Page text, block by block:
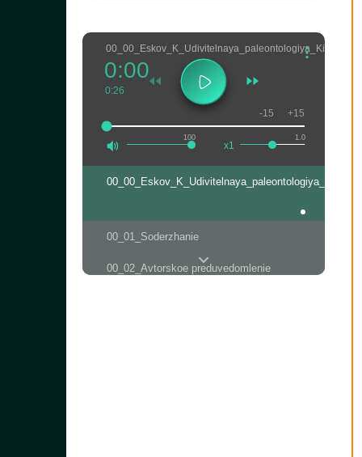
100
0:00
0:26
1.0
x1
-15 +15
00_01_Soderzhanie
00_02_Avtorskoe preduvedomlenie